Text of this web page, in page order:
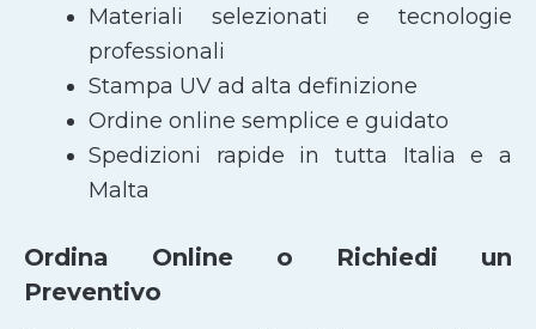
Materiali selezionati e tecnologie
professionali
Stampa UV ad alta definizione
Ordine online semplice e guidato
Spedizioni rapide in tutta Italia e a
Malta
Ordina Online o Richiedi un
Preventivo